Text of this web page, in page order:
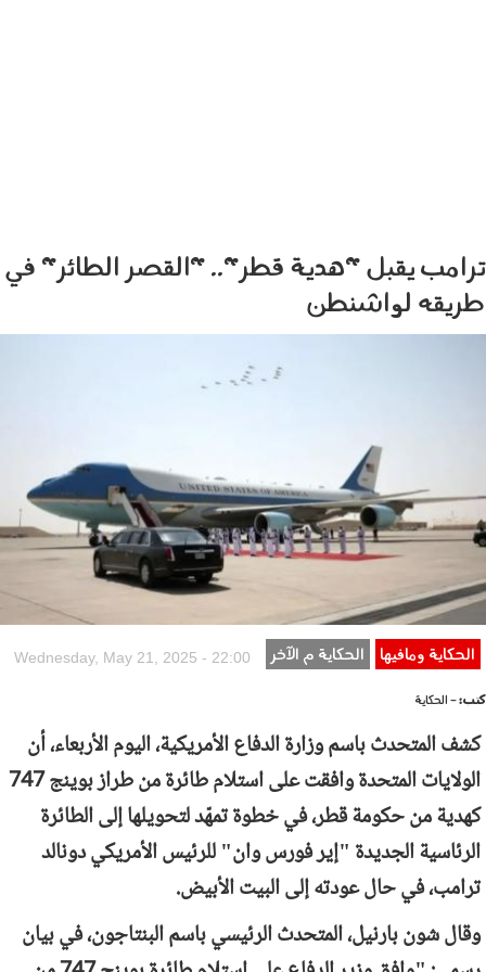
ترامب يقبل "هدية قطر".. "القصر الطائر" في
طريقه لواشنطن
الحكاية ومافيها الحكاية م الآخر Wednesday, May 21, 2025 - 22:00
كتب:- الحكاية
كشف المتحدث باسم وزارة الدفاع الأمريكية، اليوم الأربعاء، أن
الولايات المتحدة وافقت على استلام طائرة من طراز بوينج 747
كهدية من حكومة قطر، في خطوة تمهّد لتحويلها إلى الطائرة
الرئاسية الجديدة "إير فورس وان" للرئيس الأمريكي دونالد
ترامب، في حال عودته إلى البيت الأبيض.
وقال شون بارنيل، المتحدث الرئيسي باسم البنتاجون، في بيان